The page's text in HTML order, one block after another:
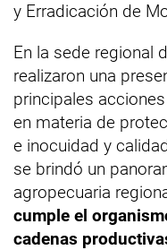
y Erradicación de
En la sede regional
realizaron una
principales
en materia de
e inocuidad y
se brindó un
agropecuaria
cumple el
cadenas